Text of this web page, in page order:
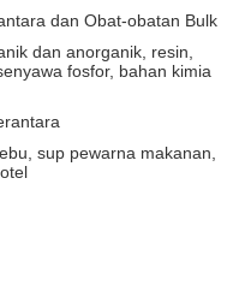
dan Obat-obatan Bulk
dan anorganik, resin,
fosfor, bahan kimia
sup pewarna makanan,